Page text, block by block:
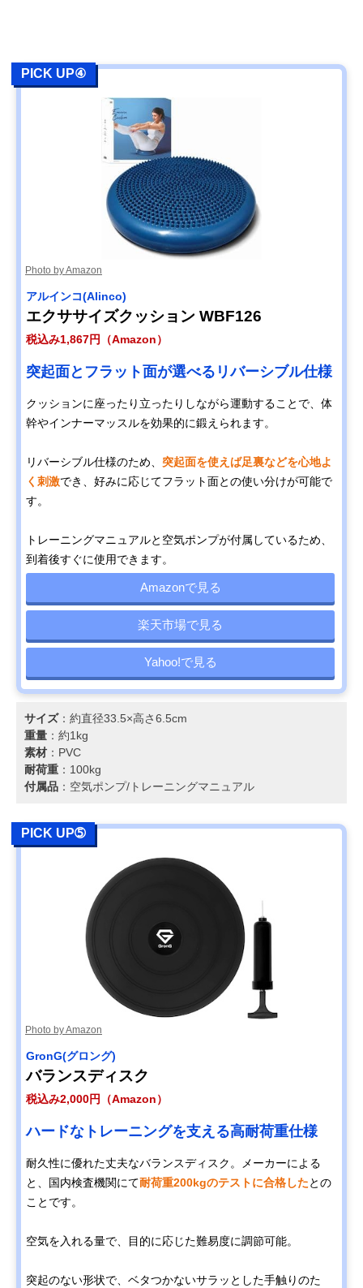
PICK UP④
Photo by Amazon
アルインコ(Alinco)
エクササイズクッション WBF126
税込み1,867円（Amazon）
突起面とフラット面が選べるリバーシブル仕様
クッションに座ったり立ったりしながら運動することで、体
幹やインナーマッスルを効果的に鍛えられます。
リバーシブル仕様のため、 突起面を使えば足裏などを心地よ
く刺激でき、好みに応じてフラット面との使い分けが可能で
す。
トレーニングマニュアルと空気ポンプが付属しているため、
到着後すぐに使用できます。
Amazonで見る
楽天市場で見る
Yahoo!で見る
サイズ：約直径33.5×高さ6.5cm
重量 ：約1kg
素材 ：PVC
耐荷重 ：100kg
付属品 ：空気ポンプ/トレーニングマニュアル
PICK UP➄
Photo by Amazon
GronG(グロング)
バランスディスク
税込み2,000円（Amazon）
ハードなトレーニングを支える高耐荷重仕様
耐久性に優れた丈夫なバランスディスク。メーカーによる
と、国内検査機関にて耐荷重200kgのテストに合格したとの
ことです。
空気を入れる量で、目的に応じた難易度に調節可能。
突起のない形状で、ベタつかないサラッとした手触りのた